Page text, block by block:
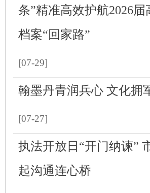
条”精准高效护航2026届
档案“回家路”
[07-29]
翰墨丹青润兵心 文化拥
[07-27]
执法开放日“开门纳谏”
起沟通连心桥